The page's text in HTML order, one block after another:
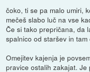
čoko, ti se pa malo umiri,
mečeš slabo luč na vse
Če si tako prepričana, da
spalnico od staršev in
Omejitev kajenja je
pravice ostalih zakajat.